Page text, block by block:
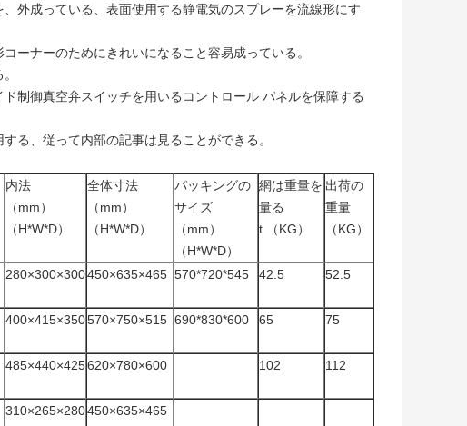
外成っている、表面使用する静電気のスプレーを流線形にす
ーナーのためにきれいになること容易成っている。
制御真空弁スイッチを用いるコントロール パネルを保障する
る、従って内部の記事は見ることができる。
内法
（mm）
（H*W*D）
全体寸法
（mm）
（H*W*D）
パッキングの
サイズ
（mm）
（H*W*D）
網は重量を
量る
t （KG）
出荷の
重量
（KG）
280×300×300450×635×465 570*720*545 42.5 52.5
400×415×350570×750×515 690*830*600 65 75
485×440×425620×780×600 102 112
310×265×280450×635×465